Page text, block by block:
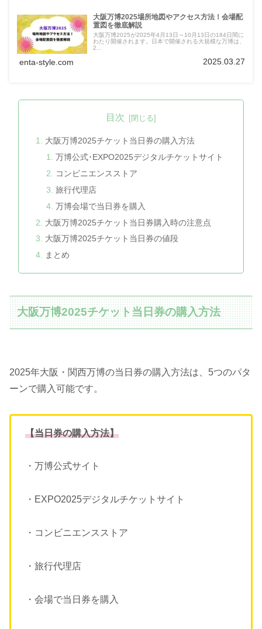
大阪万博2025場所地図やアクセス方法！会場配
置図を徹底解説
大阪万博2025が2025年4月13日～10月13日の184日間に
わたり開催されます。日本で開催される大規模な万博は、
2...
enta-style.com 2025.03.27
目次
大阪万博2025チケット当日券の購入方法
万博公式･EXPO2025デジタルチケットサイト
コンビニエンスストア
旅行代理店
万博会場で当日券を購入
大阪万博2025チケット当日券購入時の注意点
大阪万博2025チケット当日券の値段
まとめ
大阪万博2025チケット当日券の購入方法
2025年大阪・関西万博の当日券の購入方法は、5つのパタ
ーンで購入可能です。
【当日券の購入方法】
・万博公式サイト
・EXPO2025デジタルチケットサイト
・コンビニエンスストア
・旅行代理店
・会場で当日券を購入